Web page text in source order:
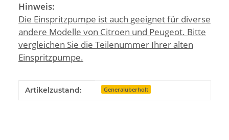
Hinweis:
Die Einspritzpumpe ist auch geeignet für diverse
andere Modelle von Citroen und Peugeot. Bitte
vergleichen Sie die Teilenummer Ihrer alten
Einspritzpumpe.
Produkteigenschaft
Wert
Artikelzustand: Generalüberholt